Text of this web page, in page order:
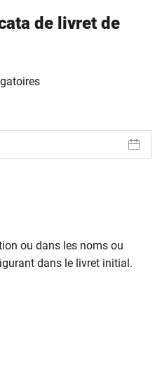
de livret de
ou dans les noms ou
dans le livret initial.